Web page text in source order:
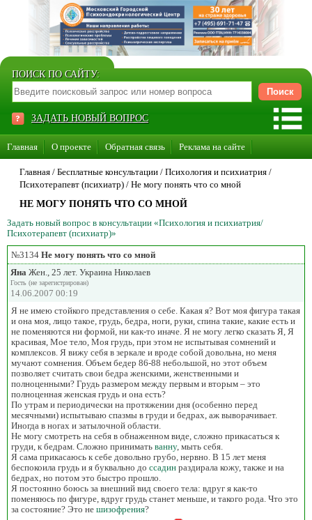
ПОИСК ПО САЙТУ:
ЗАДАТЬ НОВЫЙ ВОПРОС
Главная О проекте Обратная связь Реклама на сайте
Стать консультантом нашего сайта
Главная / Бесплатные консультации / Психология и психиатрия /
Психотерапевт (психиатр) / Не могу понять что со мной
НЕ МОГУ ПОНЯТЬ ЧТО СО МНОЙ
Задать новый вопрос в консультации «Психология и психиатрия/
Психотерапевт (психиатр)»
№3134 Не могу понять что со мной
Яна Жен., 25 лет. Украина Николаев
Гость (не зарегистрирован)
14.06.2007 00:19
Я не имею стойкого представления о себе. Какая я? Вот моя фигура такая
и она моя, лицо такое, грудь, бедра, ноги, руки, спина такие, какие есть и
не поменяются ни формой, ни как-то иначе. Я не могу легко сказать Я, Я
красивая, Мое тело, Моя грудь, при этом не испытывая сомнений и
комплексов. Я вижу себя в зеркале и вроде собой довольна, но меня
мучают сомнения. Объем бедер 86-88 небольшой, но этот объем
позволяет считать свои бедра женскими, женственными и
полноценными? Грудь размером между первым и вторым – это
полноценная женская грудь и она есть?
По утрам и периодически на протяжении дня (особенно перед
месячными) испытываю спазмы в груди и бедрах, аж выворачивает.
Иногда в ногах и затылочной области.
Не могу смотреть на себя в обнаженном виде, сложно прикасаться к
груди, к бедрам. Сложно принимать ванну, мыть себя.
Я сама прикасаюсь к себе довольно грубо, нервно. В 15 лет меня
беспокоила грудь и я буквально до ссадин раздирала кожу, также и на
бедрах, но потом это быстро прошло.
Я постоянно боюсь за внешний вид своего тела: вдруг я как-то
поменяюсь по фигуре, вдруг грудь станет меньше, и такого рода. Что это
за состояние? Это не шизофрения?